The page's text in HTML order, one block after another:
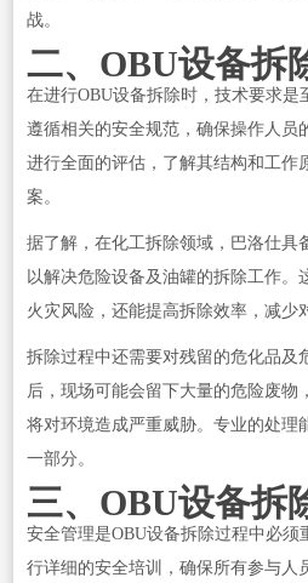
战。
二、OBU设备拆
在进行OBU设备拆除时，技术要求是
遵循相关的安全规范，确保操作人员
进行全面的评估，了解其结构和工作
案。
据了解，在化工拆除领域，巴洛仕具
以解决危险设备及油罐的拆除工作。
火灾风险，还能提高拆除效率，减少
拆除过程中还需要对残留的危化品及
后，现场可能会留下大量的危险废物
将对环境造成严重威胁。专业的处理
一部分。
三、OBU设备拆
安全管理是OBU设备拆除过程中必须
行详细的安全培训，确保所有参与人